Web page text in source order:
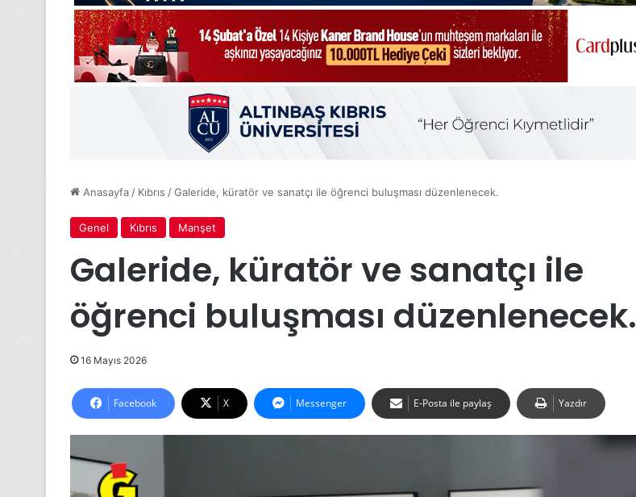
Anasayfa / Kıbrıs /Galeride, küratör ve sanatçı ile öğrenci buluşması düzenlenecek.
Genel Kıbrıs Manşet
Galeride, küratör ve sanatçı ile
öğrenci buluşması düzenlenecek.
16 Mayıs 2026
Facebook X Messenger E-Posta ile paylaş Yazdır